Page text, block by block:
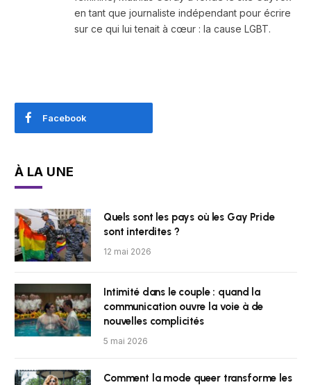
en tant que journaliste indépendant pour écrire
sur ce qui lui tenait à cœur : la cause LGBT.
Facebook
À LA UNE
Quels sont les pays où les Gay Pride
sont interdites ?
12 mai 2026
Intimité dans le couple : quand la
communication ouvre la voie à de
nouvelles complicités
5 mai 2026
Comment la mode queer transforme les